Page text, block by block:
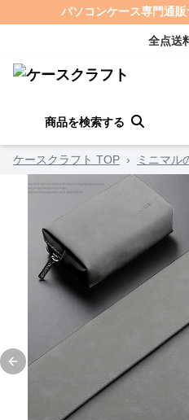
パソコンケース専門通
全点送
商品を検索する
ケースクラフト TOP › ミニマル
Previous slide